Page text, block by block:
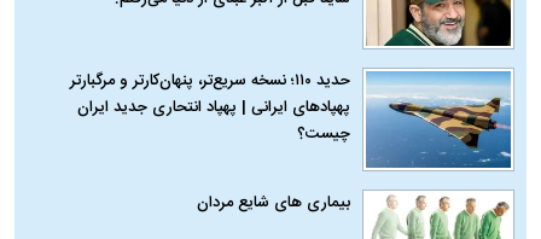
حدید ۱۱۰؛ نسخه سریع‌تر، پنهان‌کارتر و مرگبارتر
پهپادهای ایرانی | پهپاد انتحاری جدید ایران
چیست؟
بیماری‌ های شایع مردان